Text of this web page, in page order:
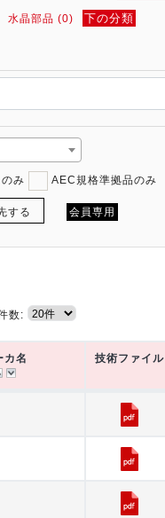
水晶部品 (0) 下の分類
のみ AEC規格準拠品のみ
する 会員専用
数:
カ名 技術ファイル
カ名